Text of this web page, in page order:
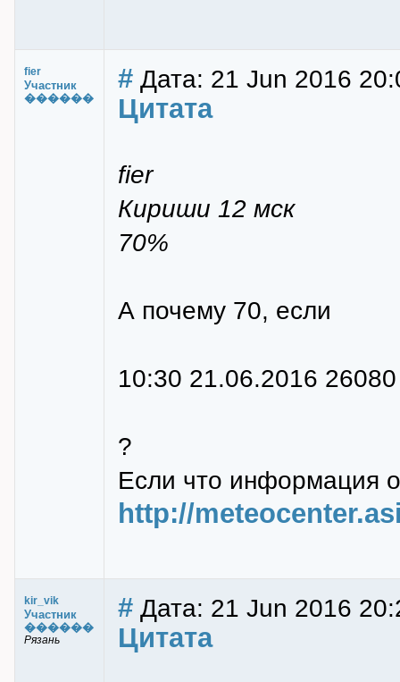
fier
Участник
������
# Дата: 21 Jun 2016
Цитата
fier
Кириши 12 мск
70%
А почему 70, если
10:30 21.06.2016
?
Если что информация
http://
kir_vik
Участник
������
Рязань
# Дата: 21 Jun 2016
Цитата